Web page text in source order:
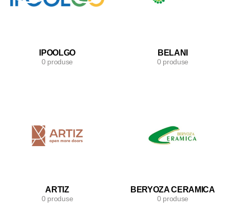
IPOOLGO
0 produse
BELANI
0 produse
ARTIZ
0 produse
BERYOZA CERAMICA
0 produse